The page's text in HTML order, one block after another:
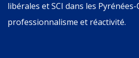
libérales et SCI dans les
professionnalisme et réactivité.